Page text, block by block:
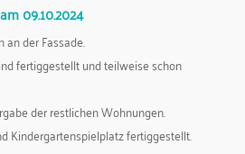
09.10.2024
an der Fassade.
fertiggestellt und teilweise schon
der restlichen Wohnungen.
Kindergartenspielplatz fertiggestellt.